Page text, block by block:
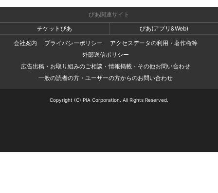
ぴあ関連サイト
チケットぴあ
ぴあ(アプリ&Web)
会社案内
プライバシーポリシー
アクセスデータの利用・著作権等
外部送信ポリシー
広告出稿・お取り組みのご相談・情報掲載・その他お問い合わせ
一般の読者の方・ユーザーの方からのお問い合わせ
Copyright (C) PIA Corporation. All Rights Reserved.